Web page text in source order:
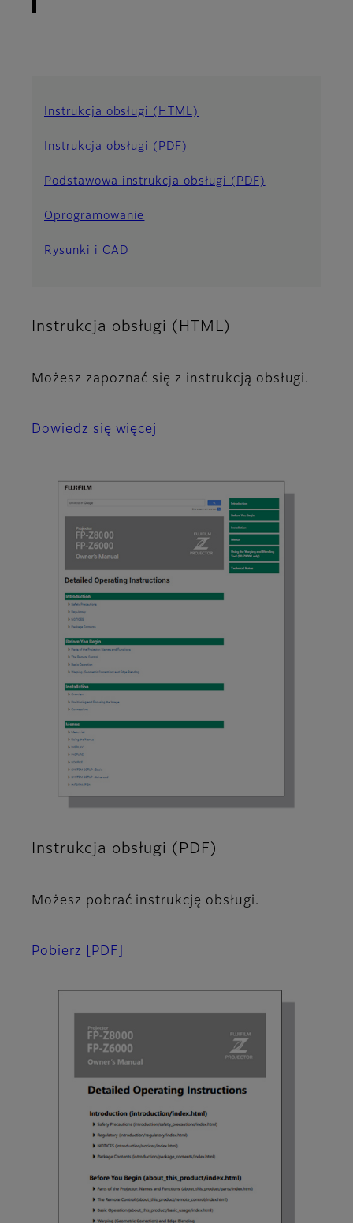
Instrukcja obsługi (HTML)
Instrukcja obsługi (PDF)
Podstawowa instrukcja obsługi (PDF)
Oprogramowanie
Rysunki i CAD
Instrukcja obsługi (HTML)
Możesz zapoznać się z instrukcją obsługi.
Dowiedz się więcej
Instrukcja obsługi (PDF)
Możesz pobrać instrukcję obsługi.
Pobierz [PDF]